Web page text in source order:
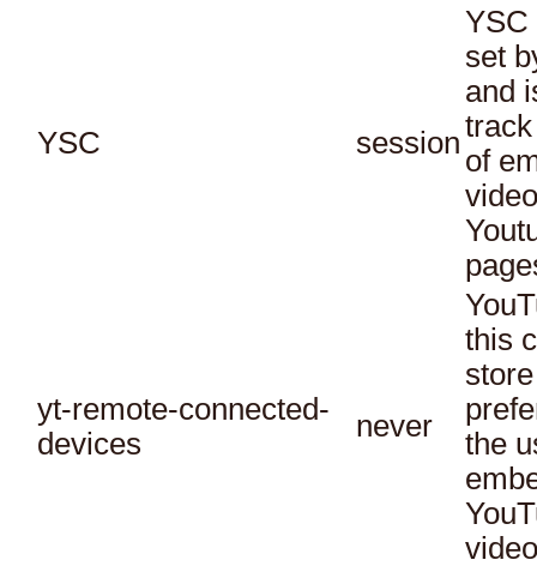
YSC session
YSC
set
and
of
yt-remote-connected-
devices
never
this
the